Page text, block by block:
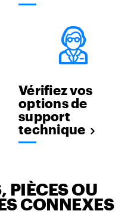
Vérifiez vos
options de
support
technique
PIÈCES OU
CONNEXES